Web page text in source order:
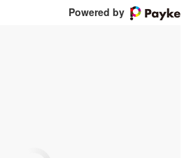
Powered by